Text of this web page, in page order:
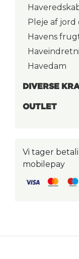
Pleje af
Havens
Havedam
DIVERSE
OUTLET
Vi tager
mobilepay